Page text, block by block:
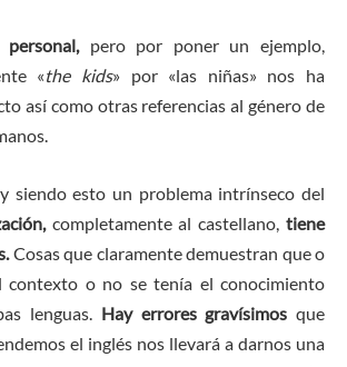
pero por poner un ejemplo,
«the kids» por «las niñas» nos ha
así como otras referencias al género de
siendo esto un problema intrínseco del
completamente al castellano,tiene
Cosas que claramente demuestran que o
contexto o no se tenía el conocimiento
lenguas. Hay errores gravísimos que
el inglés nos llevará a darnos una